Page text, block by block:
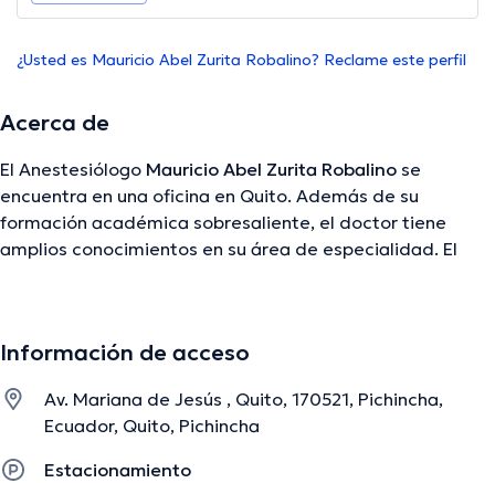
¿Usted es Mauricio Abel Zurita Robalino? Reclame este perfil
Acerca de
El Anestesiólogo Mauricio Abel Zurita Robalino se
encuentra en una oficina en Quito. Además de su
formación académica sobresaliente, el doctor tiene
amplios conocimientos en su área de especialidad. El
médicas. Mauricio Abel Zurita Robalino ha cooperado en
formación continua en su disciplina de especialización y
ha compartido importantes artículos.
Información de acceso
Av. Mariana de Jesús , Quito, 170521, Pichincha,
Ecuador, Quito, Pichincha
Estacionamiento